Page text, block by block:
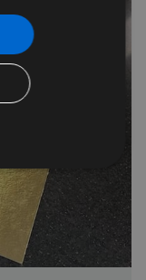
Ciblage